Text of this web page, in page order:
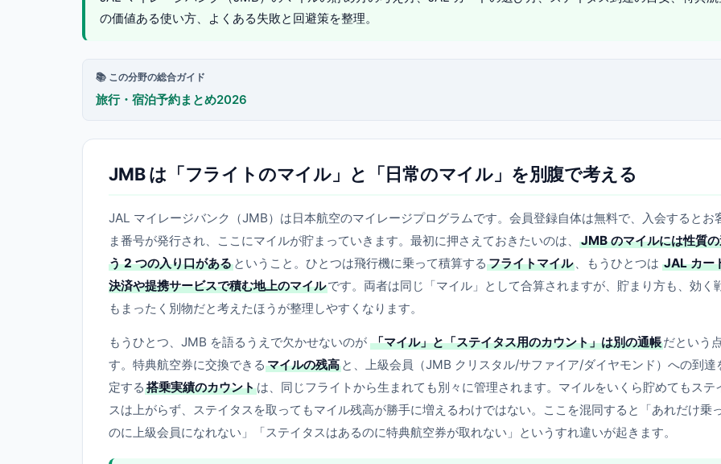
の価値ある使い方、よくある失敗と回避策を整理。
📚 この分野の総合ガイド
旅行・宿泊予約まとめ2026
JMB は「フライトのマイル」と「日常のマイル」を別腹で考える
JAL マイレージバンク（JMB）は日本航空のマイレージプログラムです。会員登録自体は無料で、入会するとお
ま番号が発行され、ここにマイルが貯まっていきます。最初に押さえておきたいのは、
JMB のマイルには性質
う 2 つの入り口がある ということ。ひとつは飛行機に乗って積算する フライトマイル 、もうひとつは JAL カー
決済や提携サービスで積む地上のマイルです。両者は同じ「マイル」として合算されますが、貯まり方も、効く
もまったく別物だと考えたほうが整理しやすくなります。
もうひとつ、JMB を語るうえで欠かせないのが 「マイル」と「ステイタス用のカウント」は別の通帳だという
す。特典航空券に交換できる マイルの残高 と、上級会員（JMB クリスタル/サファイア/ダイヤモンド）への到達
定する 搭乗実績のカウントは、同じフライトから生まれても別々に管理されます。マイルをいくら貯めてもステ
スは上がらず、ステイタスを取ってもマイル残高が勝手に増えるわけではない。ここを混同すると「あれだけ乗
のに上級会員になれない」「ステイタスはあるのに特典航空券が取れない」というすれ違いが起きます。